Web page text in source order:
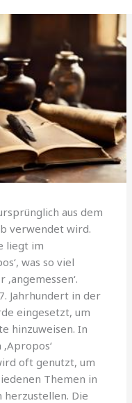
aus dem
verwendet wird.
liegt im
was so viel
Jahrhundert in der
eingesetzt, um
hinzuweisen. In
oft genutzt, um
Themen in
herzustellen. Die